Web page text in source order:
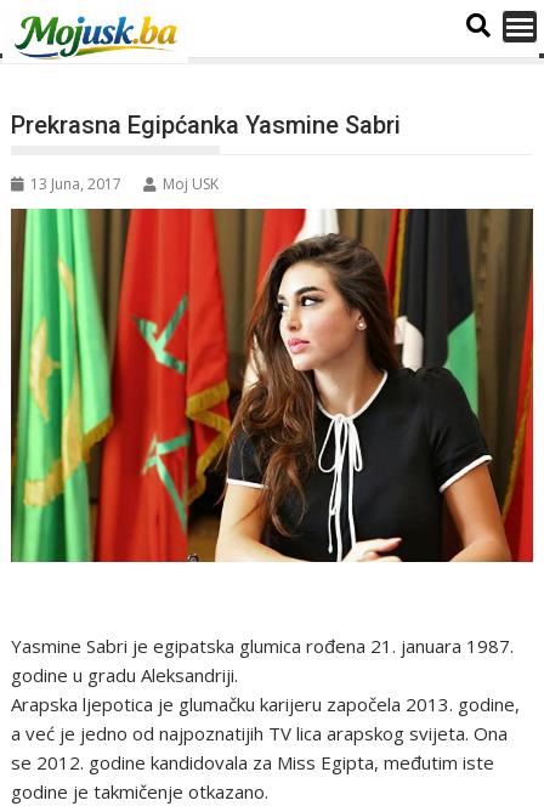
Prekrasna Egipćanka Yasmine Sabri
13 Juna, 2017 Moj USK
Yasmine Sabri je egipatska glumica rođena 21. januara 1987.
godine u gradu Aleksandriji.
Arapska ljepotica je glumačku karijeru započela 2013. godine,
a već je jedno od najpoznatijih TV lica arapskog svijeta. Ona
se 2012. godine kandidovala za Miss Egipta, međutim iste
godine je takmičenje otkazano.